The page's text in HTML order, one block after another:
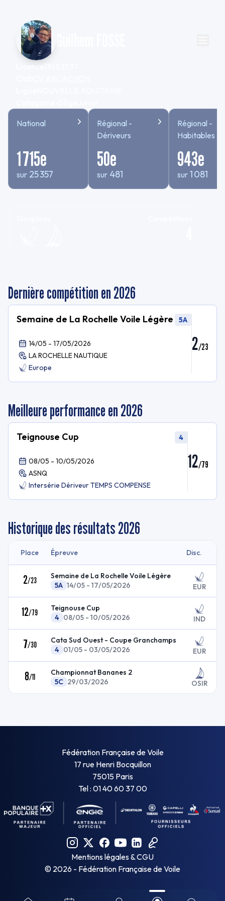
National
1 715e
sur 25 357
Régional -
Dériveurs
50e
sur 481
Régional -
Habitables
943e
sur 1 081
Dernière compétition en 2026
Semaine de La Rochelle Voile Légère 5A
14/05 - 17/05/2026
LA ROCHELLE NAUTIQUE
Europe
2/23
Meilleure performance en 2026
Teignouse Cup 4
08/05 - 10/05/2026
ASNQ
Intersérie Dériveur TEMPS COMPENSE
12/79
Historique des résultats2026
Place Épreuve Disc.
2/23
Semaine de La Rochelle Voile Légère
5A 14/05 - 17/05/2026 EUR
12/79
Teignouse Cup
4 08/05 - 10/05/2026 IND
7/30
Cata Sud Ouest - Coupe Granchamps
4 01/05 - 03/05/2026 EUR
8/11
Championnat Bananes 2
5C 29/03/2026 OSIR
Fédération Française de Voile
17 rue Henri Bocquillon
75015 Paris
Tel : 01 40 60 37 00
Mentions légales & CGU
© 2026 - Fédération Française de Voile